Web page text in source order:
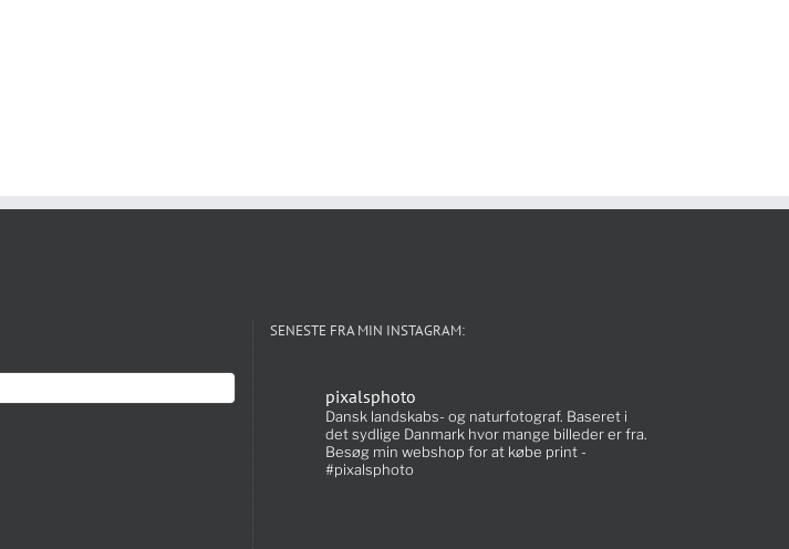
SENESTE FRA MIN INSTAGRAM:
pixalsphoto
Dansk landskabs- og naturfotograf. Baseret i
det sydlige Danmark hvor mange billeder er fra.
Besøg min webshop for at købe print -
#pixalsphoto